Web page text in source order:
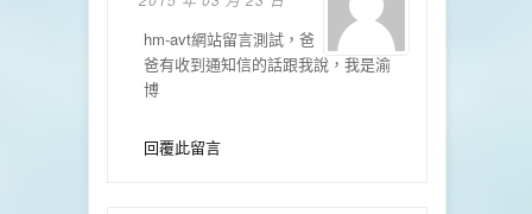
hm-avt網站留言測試，爸
爸有收到通知信的話跟我說，我是渝
博
回覆此留言